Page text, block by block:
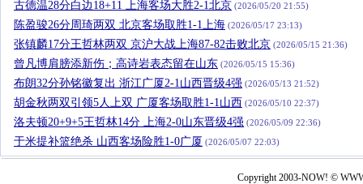
古德温28分白边18+11 上海客场大胜2-1北京 (2026/05/20 21:55)
陈盈骏26分周琦两双 北京客场取胜1-1上海 (2026/05/17 23:13)
张镇麟17分王哲林两双 京沪大战上海87-82击败北京 (2026/05/15 21:36)
曾凡博肩膀添新伤；高诗岩表态留在山东 (2026/05/15 15:36)
布朗32分孙铭徽复出 浙江广厦2-1山西晋级4强 (2026/05/13 21:52)
胡金秋两双引领5人上双 广厦客场取胜1-1山西 (2026/05/10 22:37)
洛夫顿20+9+5王哲林14分 上海2-0山东晋级4强 (2026/05/09 22:36)
于米提补篮绝杀 山西客场险胜1-0广厦 (2026/05/07 22:03)
Copyright 2003-NOW! ©